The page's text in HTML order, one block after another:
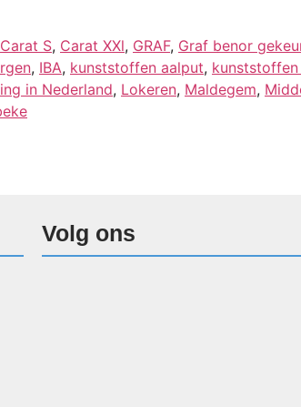
Carat S, Carat XXl, GRAF, Graf benor
, IBA, kunststoffen aalput,
in Nederland, Lokeren, Maldegem,
Volg ons